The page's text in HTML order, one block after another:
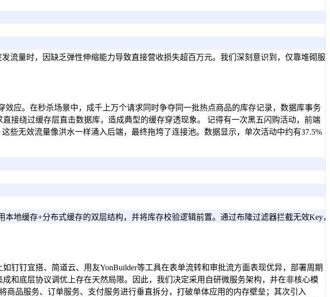
流量时，因缺乏弹性伸缩能力导致直接营收损失超百万元。我们深刻意识到，仅靠堆
应。在秒杀场景中，成千上万个请求同时争夺同一批热点商品的库存记录，数据库事务
接绕过缓存层直击数据库，造成典型的缓存穿透现象。 记得有一次黑五闪购活动，前端
些无效流量像洪水一样涌入后端，最终拖垮了连接池。数据显示，单次活动中约有37.5%
地缓存+分布式缓存的双层结构，并将库存校验逻辑前置。通过布隆过滤器拦截无效
钉钉宜搭、简道云、用友YonBuilder等工具在表单流转和审批流方面表现优异，部署周期
和底层协议调优上存在天然局限。因此，我们决定采用自研微服务架构，并在非核心模
品服务、订单服务、支付服务进行垂直拆分，打破单体应用的内存壁垒；其次引入